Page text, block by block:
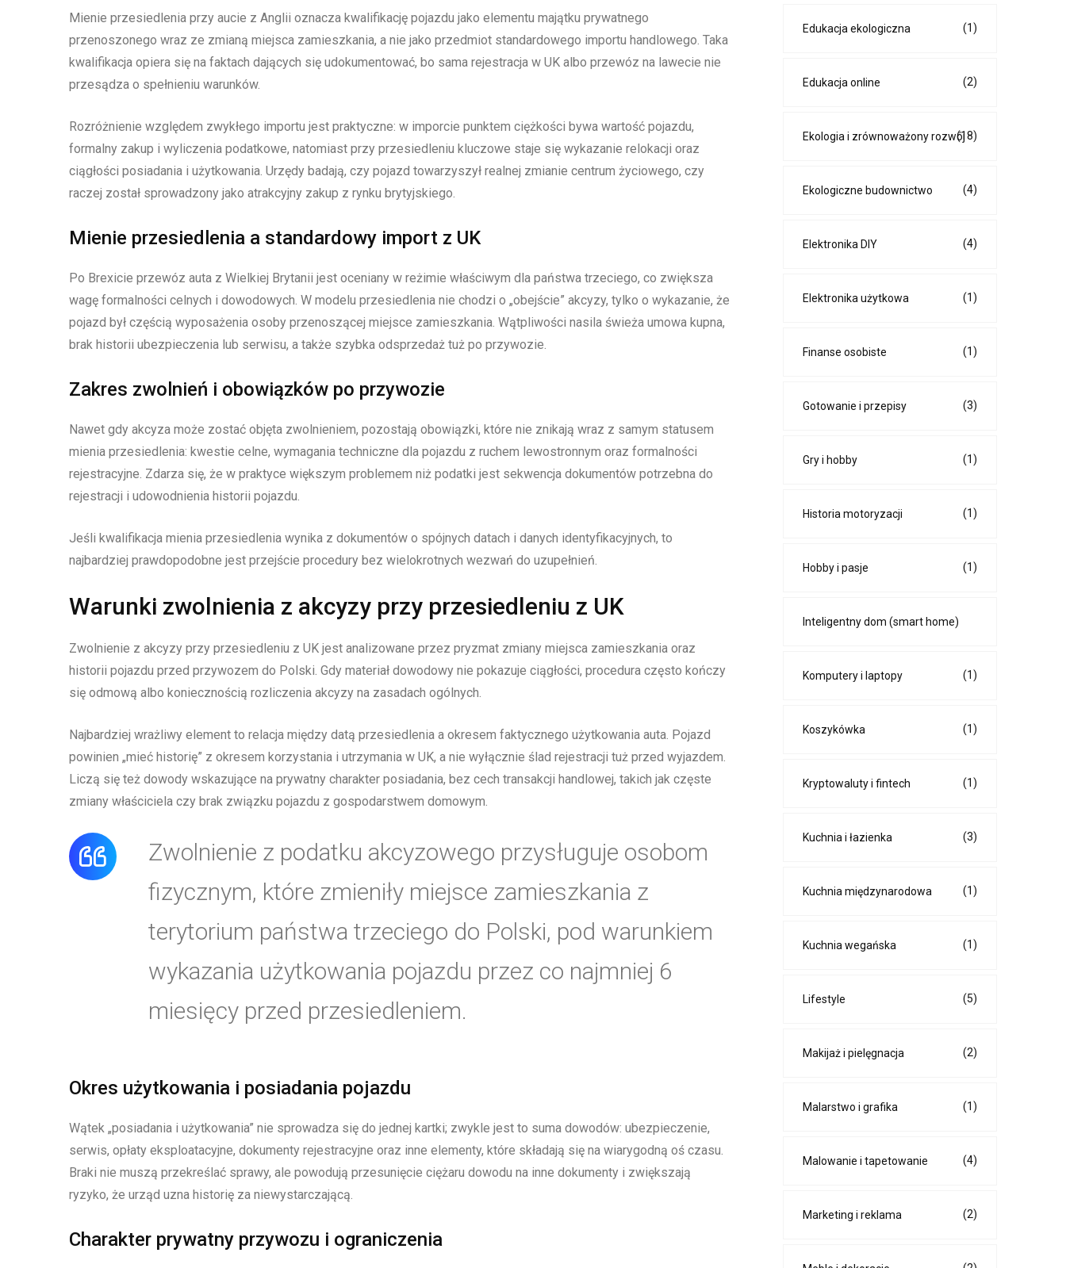
Mienie przesiedlenia przy aucie z Anglii oznacza kwalifikację pojazdu jako elementu majątku prywatnego
przenoszonego wraz ze zmianą miejsca zamieszkania, a nie jako przedmiot standardowego importu handlowego. Taka
kwalifikacja opiera się na faktach dających się udokumentować, bo sama rejestracja w UK albo przewóz na lawecie nie
przesądza o spełnieniu warunków.
Rozróżnienie względem zwykłego importu jest praktyczne: w imporcie punktem ciężkości bywa wartość pojazdu,
formalny zakup i wyliczenia podatkowe, natomiast przy przesiedleniu kluczowe staje się wykazanie relokacji oraz
ciągłości posiadania i użytkowania. Urzędy badają, czy pojazd towarzyszył realnej zmianie centrum życiowego, czy
raczej został sprowadzony jako atrakcyjny zakup z rynku brytyjskiego.
Mienie przesiedlenia a standardowy import z UK
Po Brexicie przewóz auta z Wielkiej Brytanii jest oceniany w reżimie właściwym dla państwa trzeciego, co zwiększa
wagę formalności celnych i dowodowych. W modelu przesiedlenia nie chodzi o „obejście” akcyzy, tylko o wykazanie, że
pojazd był częścią wyposażenia osoby przenoszącej miejsce zamieszkania. Wątpliwości nasila świeża umowa kupna,
brak historii ubezpieczenia lub serwisu, a także szybka odsprzedaż tuż po przywozie.
Zakres zwolnień i obowiązków po przywozie
Nawet gdy akcyza może zostać objęta zwolnieniem, pozostają obowiązki, które nie znikają wraz z samym statusem
mienia przesiedlenia: kwestie celne, wymagania techniczne dla pojazdu z ruchem lewostronnym oraz formalności
rejestracyjne. Zdarza się, że w praktyce większym problemem niż podatki jest sekwencja dokumentów potrzebna do
rejestracji i udowodnienia historii pojazdu.
Jeśli kwalifikacja mienia przesiedlenia wynika z dokumentów o spójnych datach i danych identyfikacyjnych, to
najbardziej prawdopodobne jest przejście procedury bez wielokrotnych wezwań do uzupełnień.
Warunki zwolnienia z akcyzy przy przesiedleniu z UK
Zwolnienie z akcyzy przy przesiedleniu z UK jest analizowane przez pryzmat zmiany miejsca zamieszkania oraz
historii pojazdu przed przywozem do Polski. Gdy materiał dowodowy nie pokazuje ciągłości, procedura często kończy
się odmową albo koniecznością rozliczenia akcyzy na zasadach ogólnych.
Najbardziej wrażliwy element to relacja między datą przesiedlenia a okresem faktycznego użytkowania auta. Pojazd
powinien „mieć historię” z okresem korzystania i utrzymania w UK, a nie wyłącznie ślad rejestracji tuż przed wyjazdem.
Liczą się też dowody wskazujące na prywatny charakter posiadania, bez cech transakcji handlowej, takich jak częste
zmiany właściciela czy brak związku pojazdu z gospodarstwem domowym.
Zwolnienie z podatku akcyzowego przysługuje osobom
fizycznym, które zmieniły miejsce zamieszkania z
terytorium państwa trzeciego do Polski, pod warunkiem
wykazania użytkowania pojazdu przez co najmniej 6
miesięcy przed przesiedleniem.
Okres użytkowania i posiadania pojazdu
Wątek „posiadania i użytkowania” nie sprowadza się do jednej kartki; zwykle jest to suma dowodów: ubezpieczenie,
serwis, opłaty eksploatacyjne, dokumenty rejestracyjne oraz inne elementy, które składają się na wiarygodną oś czasu.
Braki nie muszą przekreślać sprawy, ale powodują przesunięcie ciężaru dowodu na inne dokumenty i zwiększają
ryzyko, że urząd uzna historię za niewystarczającą.
Charakter prywatny przywozu i ograniczenia
Edukacja ekologiczna (1)
Edukacja online (2)
Ekologia i zrównoważony rozwój(18)
Ekologiczne budownictwo (4)
Elektronika DIY (4)
Elektronika użytkowa (1)
Finanse osobiste (1)
Gotowanie i przepisy (3)
Gry i hobby (1)
Historia motoryzacji (1)
Hobby i pasje (1)
Inteligentny dom (smart home)
Komputery i laptopy (1)
Koszykówka (1)
Kryptowaluty i fintech (1)
Kuchnia i łazienka (3)
Kuchnia międzynarodowa (1)
Kuchnia wegańska (1)
Lifestyle (5)
Makijaż i pielęgnacja (2)
Malarstwo i grafika (1)
Malowanie i tapetowanie (4)
Marketing i reklama (2)